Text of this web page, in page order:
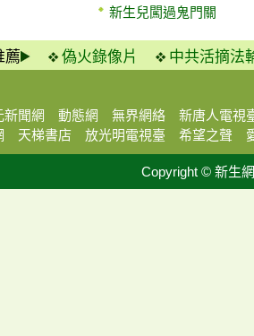
新生兒闖過鬼門關
薦 偽火錄像片 中共活摘法
新聞網 動態網 無界網絡
新唐人電視
天梯書店 放光明電視臺 希望之聲
Copyright © 新生